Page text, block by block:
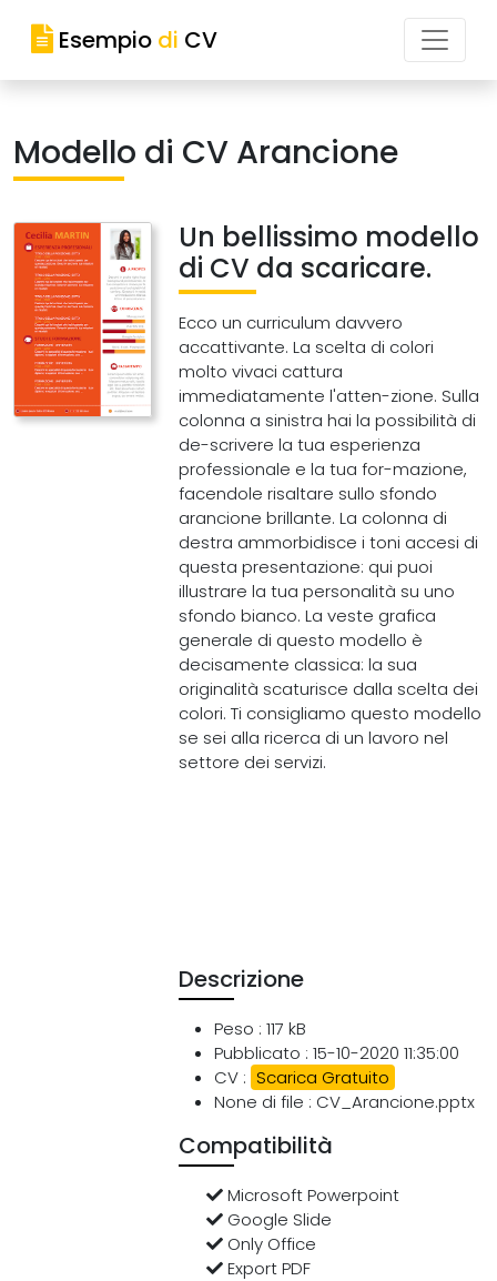
Esempio di CV
Modello di CV Arancione
Un bellissimo modello
di CV da scaricare.
Ecco un curriculum davvero
accattivante. La scelta di colori
molto vivaci cattura
immediatamente l'atten-zione. Sulla
colonna a sinistra hai la possibilità di
de-scrivere la tua esperienza
professionale e la tua for-mazione,
facendole risaltare sullo sfondo
arancione brillante. La colonna di
destra ammorbidisce i toni accesi di
questa presentazione: qui puoi
illustrare la tua personalità su uno
sfondo bianco. La veste grafica
generale di questo modello è
decisamente classica: la sua
originalità scaturisce dalla scelta dei
colori. Ti consigliamo questo modello
se sei alla ricerca di un lavoro nel
settore dei servizi.
Descrizione
Peso : 117 kB
Pubblicato : 15-10-2020 11:35:00
CV : Scarica Gratuito
None di file : CV_Arancione.pptx
Compatibilità
Microsoft Powerpoint
Google Slide
Only Office
Export PDF